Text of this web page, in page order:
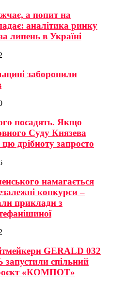
а попит на
аналітика ринку
липень в Україні
заборонили
посадять. Якщо
Суду Князева
дрібноту запросто
намагається
конкурси –
приклади з
GERALD 032
спільний
«КОМПОТ»